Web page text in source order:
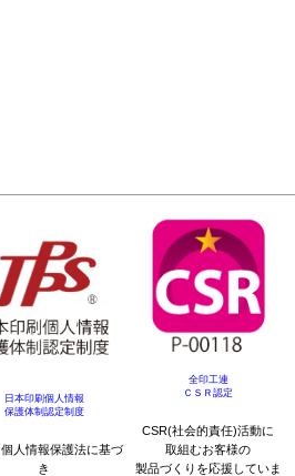
日本印刷個人情報
保護体制認定制度
人情報保護法に基づ
き
全印工連
ＣＳＲ認定
CSR(社会的責任)活動に
取組むお客様の
製品づくりを応援していま